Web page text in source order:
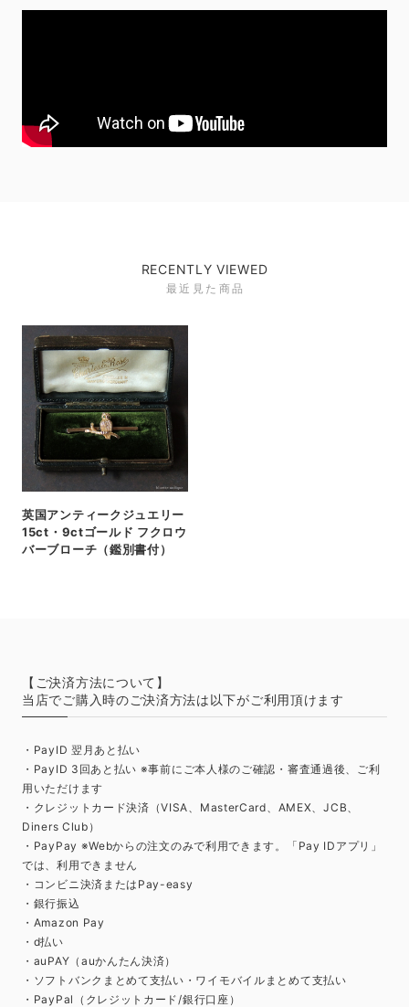
RECENTLY VIEWED
最近見た商品
英国アンティークジュエリー
15ct・9ctゴールド フクロウ
バーブローチ（鑑別書付）
【ご決済方法について】
当店でご購入時のご決済方法は以下がご利用頂けます
・PayID 翌月あと払い
・PayID 3回あと払い ※事前にご本人様のご確認・審査通過後、ご利
用いただけます
・クレジットカード決済（VISA、MasterCard、AMEX、JCB、
Diners Club）
・PayPay ※Webからの注文のみで利用できます。「Pay IDアプリ」
では、利用できません
・コンビニ決済またはPay-easy
・銀行振込
・Amazon Pay
・d払い
・auPAY（auかんたん決済）
・ソフトバンクまとめて支払い・ワイモバイルまとめて支払い
・PayPal（クレジットカード/銀行口座）